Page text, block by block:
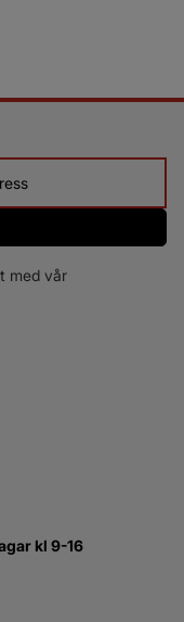
med vår
kl 9-16